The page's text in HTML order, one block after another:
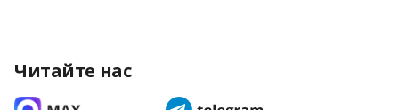
Читайте нас